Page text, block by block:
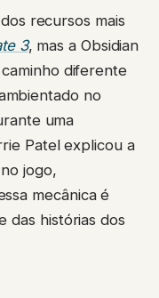
recursos mais
3, mas a Obsidian
diferente
no
uma
Patel explicou a
jogo,
mecânica é
das histórias dos